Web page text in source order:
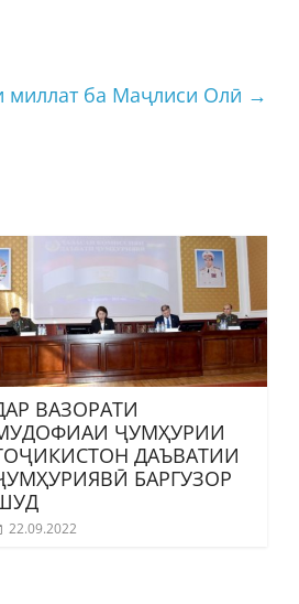
ба Маҷлиси Олӣ →
ВАЗОРАТИ
ҶУМҲУРИИ
ДАЪВАТИИ
БАРГУЗОР
22.09.2022